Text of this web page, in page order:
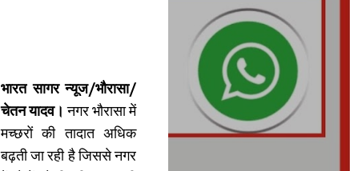
भारत सागर न्यूज/भौरासा/
चेतन यादव। नगर भौरासा में
मच्छरों की तादात अधिक
बढ़ती जा रही है जिससे नगर